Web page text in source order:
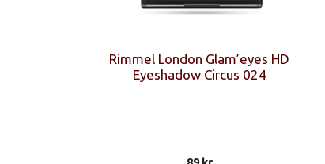
Rimmel London Glam’eyes HD
Eyeshadow Circus 024